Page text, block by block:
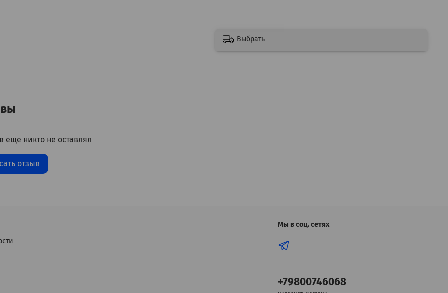
Выбрать
еще никто не оставлял
отзыв
Мы в соц. сетях
+79800746068